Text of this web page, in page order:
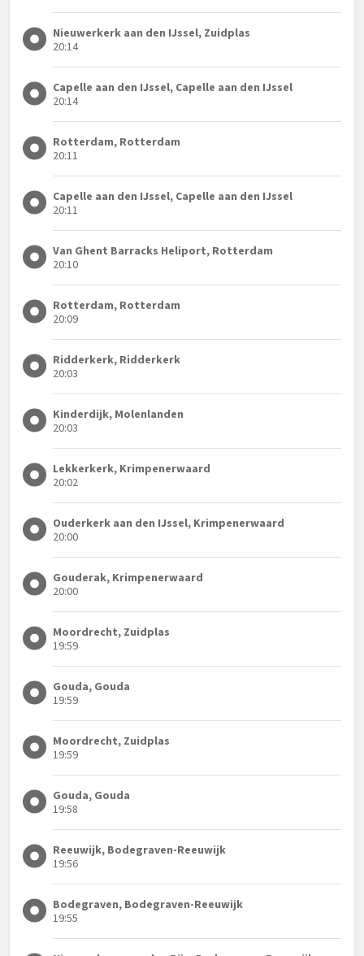
Nieuwerkerk aan den IJssel, Zuidplas
20:14
Capelle aan den IJssel, Capelle aan den IJssel
20:14
Rotterdam, Rotterdam
20:11
Capelle aan den IJssel, Capelle aan den IJssel
20:11
Van Ghent Barracks Heliport, Rotterdam
20:10
Rotterdam, Rotterdam
20:09
Ridderkerk, Ridderkerk
20:03
Kinderdijk, Molenlanden
20:03
Lekkerkerk, Krimpenerwaard
20:02
Ouderkerk aan den IJssel, Krimpenerwaard
20:00
Gouderak, Krimpenerwaard
20:00
Moordrecht, Zuidplas
19:59
Gouda, Gouda
19:59
Moordrecht, Zuidplas
19:59
Gouda, Gouda
19:58
Reeuwijk, Bodegraven-Reeuwijk
19:56
Bodegraven, Bodegraven-Reeuwijk
19:55